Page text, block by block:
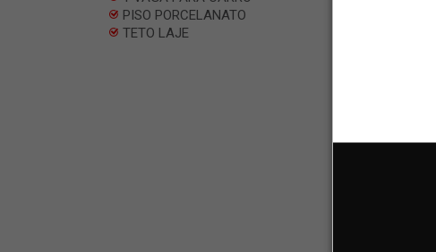
PISO PORCELANATO
TETO LAJE